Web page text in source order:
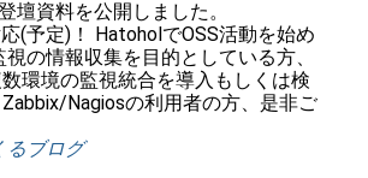
壇資料を公開しました。
応(予定)！ HatoholでOSS活動を始め
の情報収集を目的としている方、
環境の監視統合を導入もしくは検
Nagiosの利用者の方、是非ご
るブログ